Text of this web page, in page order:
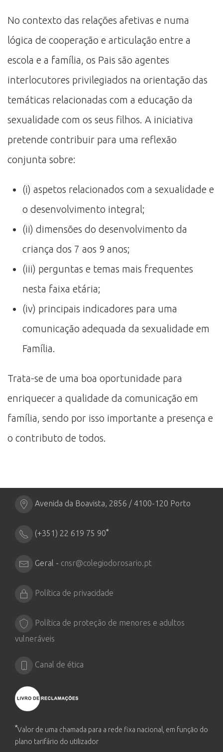
No contexto das relações afetivas e numa
lógica de cooperação e articulação entre a
escola e a família, os Pais são agentes
interlocutores privilegiados na orientação das
temáticas relacionadas com a educação da
sexualidade com os seus filhos. A iniciativa
pretende contribuir para uma reflexão
conjunta sobre:
(i) aspetos relacionados com a sexualidade e
o desenvolvimento integral;
(ii) dimensões do desenvolvimento da
criança dos 7 aos 9 anos;
(iii) perguntas e temas mais frequentes
nesta faixa etária;
(iv) principais indicadores para uma
comunicação adequada da sexualidade em
Família.
Trata-se de uma boa oportunidade para
enriquecer a qualidade da comunicação em
família, sendo por isso importante a presença e
o contributo de todos.
Avenida da Boavista, 2856 / 4100-120 Porto
(+351) 22 619 75 90*
Geral - cnsr@colegiodorosario.pt
Política de privacidade
Política de proteção de menores e adultos
vulneráveis
Canal de ética
*Valor de uma chamada para a rede fixa nacional, em função do
plano tarifário do utilizador